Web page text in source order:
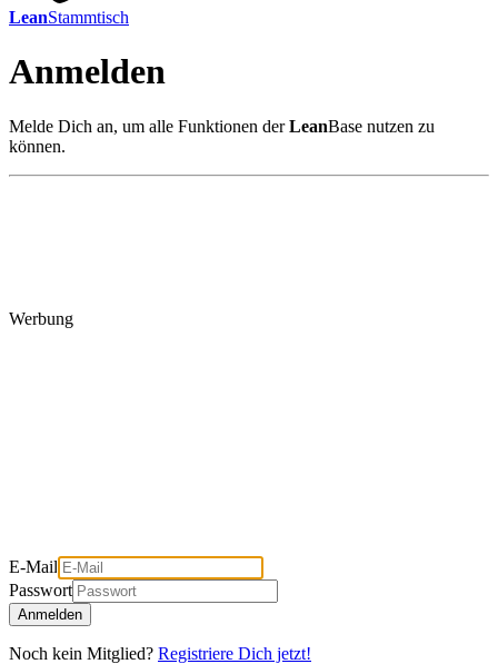
LeanStammtisch
Anmelden
Melde Dich an, um alle Funktionen derLeanBase nutzen zu
können.
Werbung
E-Mail
Passwort
Anmelden
Noch kein Mitglied? Registriere Dich jetzt!